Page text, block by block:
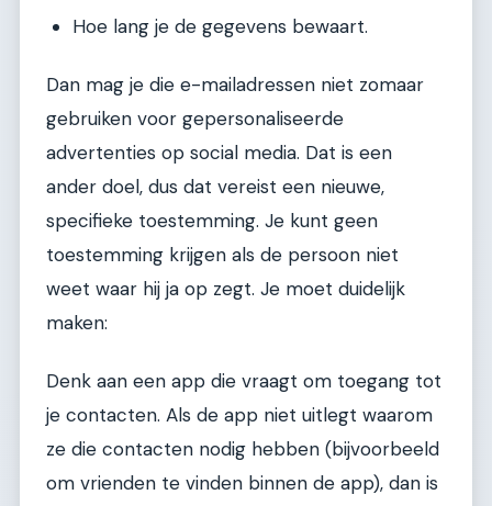
Hoe lang je de gegevens bewaart.
Dan mag je die e-mailadressen niet zomaar
gebruiken voor gepersonaliseerde
advertenties op social media. Dat is een
ander doel, dus dat vereist een nieuwe,
specifieke toestemming. Je kunt geen
toestemming krijgen als de persoon niet
weet waar hij ja op zegt. Je moet duidelijk
maken:
Denk aan een app die vraagt om toegang tot
je contacten. Als de app niet uitlegt waarom
ze die contacten nodig hebben (bijvoorbeeld
om vrienden te vinden binnen de app), dan is